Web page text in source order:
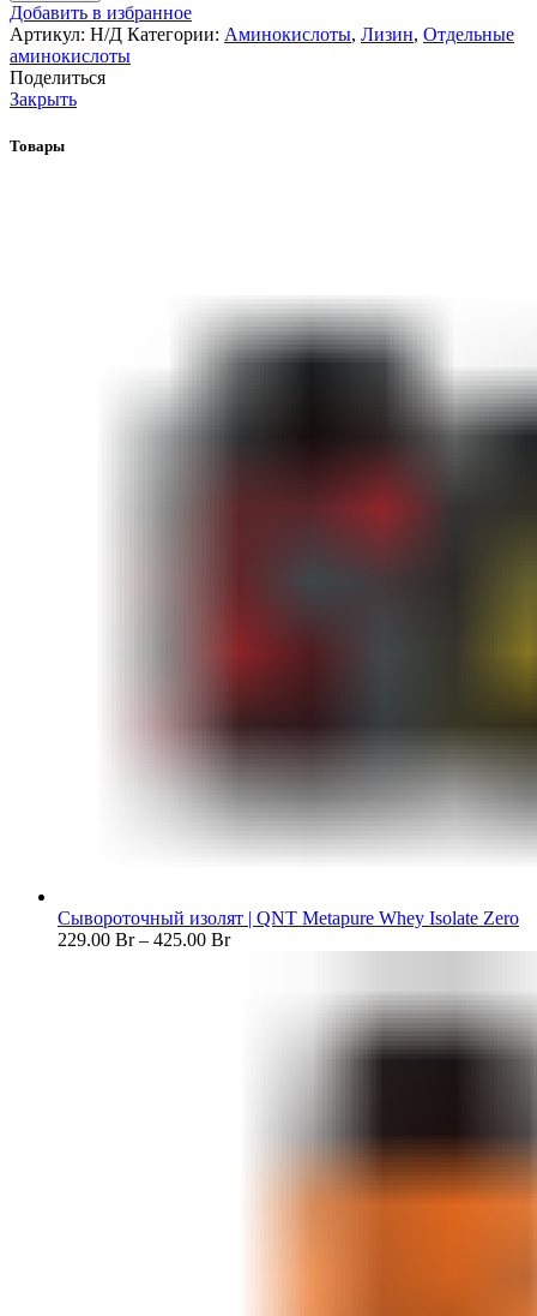
Добавить в избранное
Артикул: Н/Д Категории: Аминокислоты, Лизин, Отдельные
аминокислоты
Поделиться
Закрыть
Товары
Сывороточный изолят | QNT Metapure Whey Isolate Zero
229.00 Br– 425.00 Br